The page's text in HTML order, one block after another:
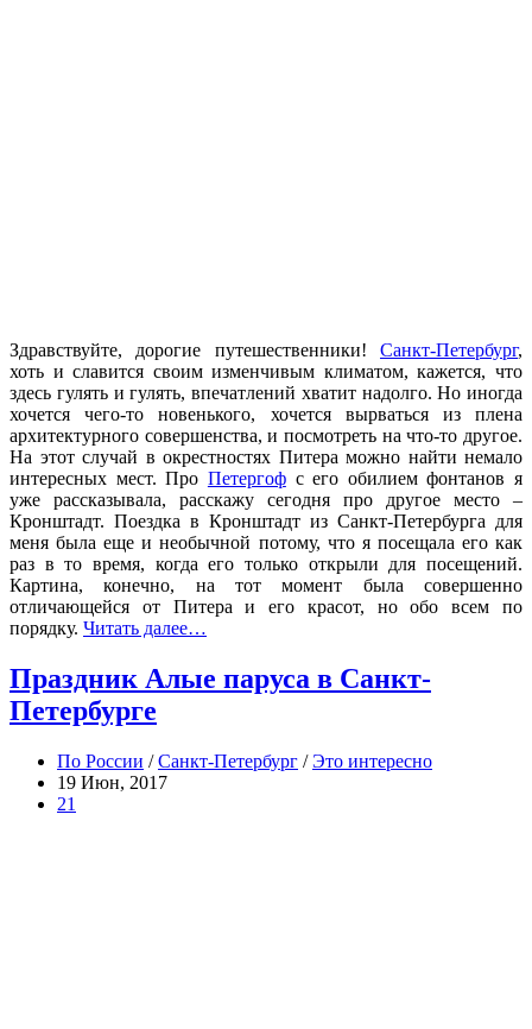
Здравствуйте, дорогие путешественники! Санкт-Петербург,
хоть и славится своим изменчивым климатом, кажется, что
здесь гулять и гулять, впечатлений хватит надолго. Но иногда
хочется чего-то новенького, хочется вырваться из плена
архитектурного совершенства, и посмотреть на что-то другое.
На этот случай в окрестностях Питера можно найти немало
интересных мест. Про Петергофс его обилием фонтанов я
уже рассказывала, расскажу сегодня про другое место –
Кронштадт. Поездка в Кронштадт из Санкт-Петербурга для
меня была еще и необычной потому, что я посещала его как
раз в то время, когда его только открыли для посещений.
Картина, конечно, на тот момент была совершенно
отличающейся от Питера и его красот, но обо всем по
порядку. Читать далее…
Праздник Алые паруса в Санкт-
Петербурге
По России /Санкт-Петербург /Это интересно
19 Июн, 2017
21